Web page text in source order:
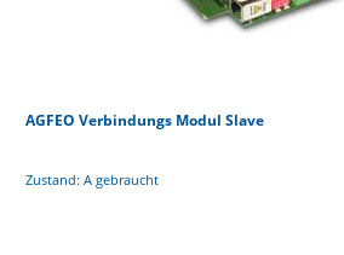
AGFEO Verbindungs Modul Slave
Zustand: A gebraucht